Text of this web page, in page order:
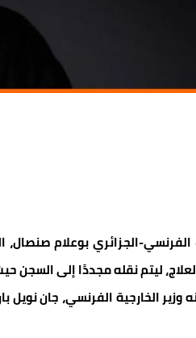
الفرنسي-الجزائري بوعلام
ليتم نقله مجددًا إلى السجن
وزير الخارجية الفرنسي، جان نويل